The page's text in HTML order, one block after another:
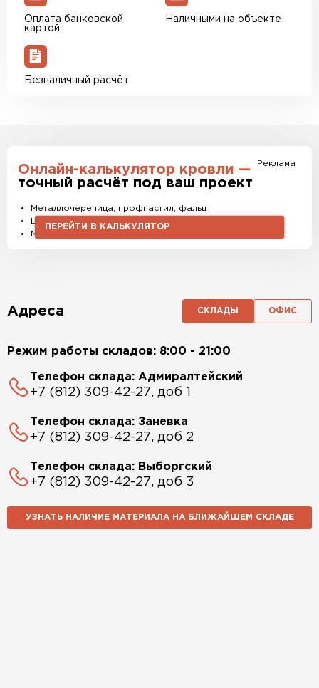
Оплата банковской
картой
Наличными на объекте
Безналичный расчёт
Реклама
Онлайн-калькулятор кровли —
точный расчёт под ваш проект
Металлочерепица, профнастил, фальц
Штакетник, водостоки и софиты
Материалы и комплектующие
ПЕРЕЙТИ В КАЛЬКУЛЯТОР
Адреса СКЛАДЫ ОФИС
Режим работы складов: 8:00 - 21:00
Телефон склада: Адмиралтейский
+7 (812) 309-42-27, доб 1
Телефон склада: Заневка
+7 (812) 309-42-27, доб 2
Телефон склада: Выборгский
+7 (812) 309-42-27, доб 3
УЗНАТЬ НАЛИЧИЕ МАТЕРИАЛА НА БЛИЖАЙШЕМ СКЛАДЕ